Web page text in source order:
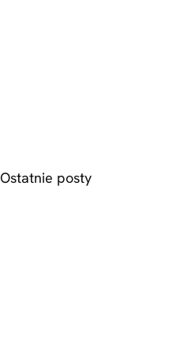
Ostatnie posty